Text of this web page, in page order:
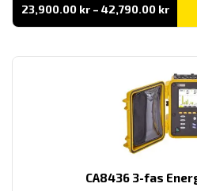
23,900.00 kr – 42,790.00 kr
till
CA8436 3-fas